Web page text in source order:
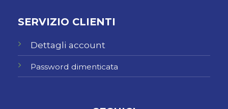
SERVIZIO CLIENTI
Dettagli account
Password dimenticata